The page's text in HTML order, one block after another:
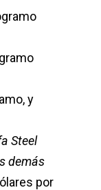
y
Steel
demás
por